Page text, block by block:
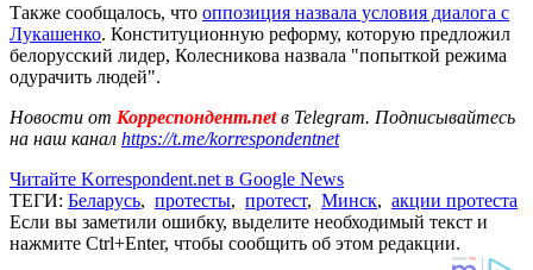
Также сообщалось, что оппозиция назвала условия диалога с
Лукашенко. Конституционную реформу, которую предложил
белорусский лидер, Колесникова назвала "попыткой режима
одурачить людей".
Новости от Корреспондент.netв Telegram. Подписывайтесь
на наш канал https://t.me/korrespondentnet
Читайте Korrespondent.net в Google News
ТЕГИ: Беларусь, протесты, протест, Минск, акции протеста
Если вы заметили ошибку, выделите необходимый текст и
нажмите Ctrl+Enter, чтобы сообщить об этом редакции.